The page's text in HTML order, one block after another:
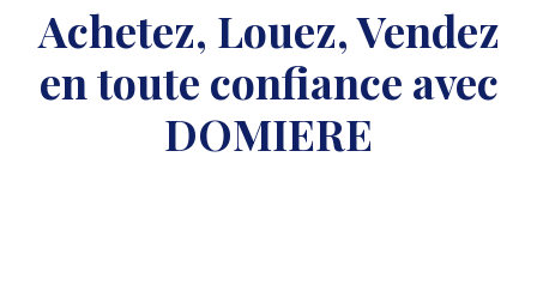
Estimation
Achetez, Louez, Vendez
en toute confiance avec
DOMIERE